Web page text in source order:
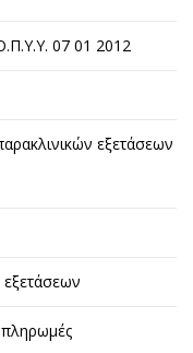
07 01 2012
εξετάσεων
εξετάσεων